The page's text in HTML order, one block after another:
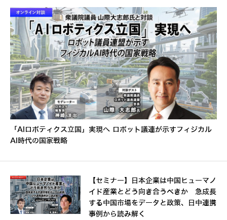
「AIロボティクス立国」実現へ ロボット議連が示すフィジカル
AI時代の国家戦略
【セミナー】日本企業は中国ヒューマノ
イド産業とどう向き合うべきか 急成長
する中国市場をデータと政策、日中連携
事例から読み解く